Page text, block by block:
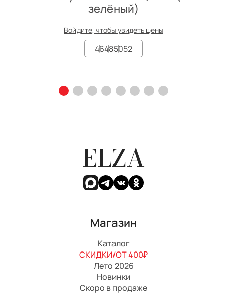
зелёный)
Войдите, чтобы увидеть цены
46485052
ELZA
Магазин
Каталог
СКИДКИ/ОТ 400₽
Лето 2026
Новинки
Скоро в продаже